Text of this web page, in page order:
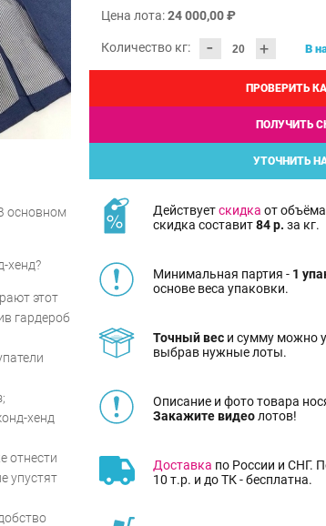
Цена лота:24 000,00 ₽
Количество кг: - + В
ПРОВЕРИТЬ
ПОЛУЧИТЬ
УТОЧНИТЬ
Действуетскидка от
скидка составит84 р. за кг.
Минимальная партия - 1
основе веса упаковки.
Точный вес и сумму можно
выбрав нужные лоты.
Описание и фото товара
Закажите видеолотов!
Доставка по России и СНГ.
10 т.р. и до ТК - бесплатна.
основном
хенд?
этот
гардероб
хенд
отнести
упустят